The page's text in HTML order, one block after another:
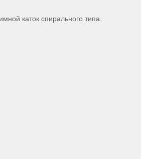
каток спирального типа.